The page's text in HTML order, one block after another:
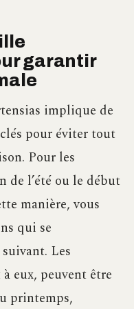
garantir
implique de
pour éviter tout
Pour les
de l’été ou le début
manière, vous
qui se
Les
eux, peuvent être
printemps,